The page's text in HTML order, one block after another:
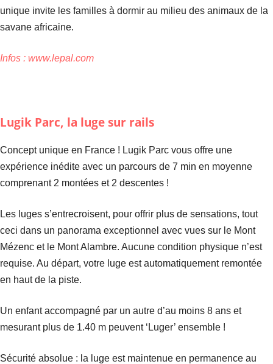
unique invite les familles à dormir au milieu des animaux de la
savane africaine.
Infos : www.lepal.com
Lugik Parc, la luge sur rails
Concept unique en France ! Lugik Parc vous offre une
expérience inédite avec un parcours de 7 min en moyenne
comprenant 2 montées et 2 descentes !
Les luges s’entrecroisent, pour offrir plus de sensations, tout
ceci dans un panorama exceptionnel avec vues sur le Mont
Mézenc et le Mont Alambre. Aucune condition physique n’est
requise. Au départ, votre luge est automatiquement remontée
en haut de la piste.
Un enfant accompagné par un autre d’au moins 8 ans et
mesurant plus de 1.40 m peuvent ‘Luger’ ensemble !
Sécurité absolue : la luge est maintenue en permanence au